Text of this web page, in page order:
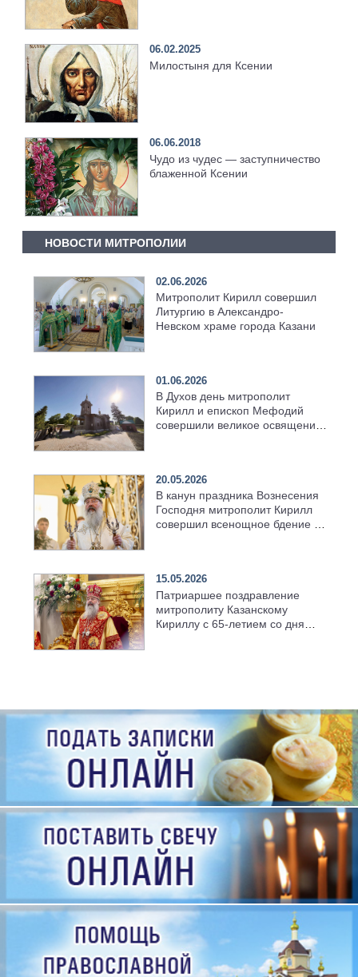
06.02.2025
Милостыня для Ксении
06.06.2018
Чудо из чудес — заступничество
блаженной Ксении
НОВОСТИ МИТРОПОЛИИ
02.06.2026
Митрополит Кирилл совершил
Литургию в Александро-
Невском храме города Казани
01.06.2026
В Духов день митрополит
Кирилл и епископ Мефодий
совершили великое освящение
20.05.2026
В канун праздника Вознесения
Господня митрополит Кирилл
совершил всенощное бдение в
15.05.2026
Патриаршее поздравление
митрополиту Казанскому
Кириллу с 65-летием со дня